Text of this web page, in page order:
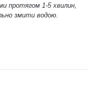
протягом 1-5 хвилин,
змити водою.